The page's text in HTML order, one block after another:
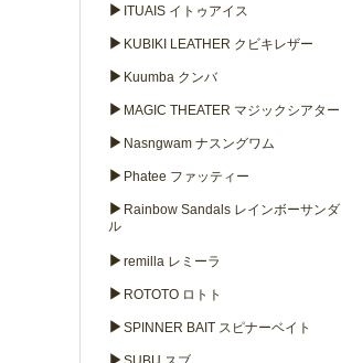
▶ ITUAIS イトゥアイス
▶ KUBIKI LEATHER クビキレザー
▶ Kuumba クンバ
▶ MAGIC THEATER マジックシアター
▶ Nasngwam ナスングワム
▶ Phatee ファッティー
▶ Rainbow Sandals レインボーサンダ
ル
▶ remilla レミーラ
▶ ROTOTO ロトト
▶ SPINNER BAIT スピナーベイト